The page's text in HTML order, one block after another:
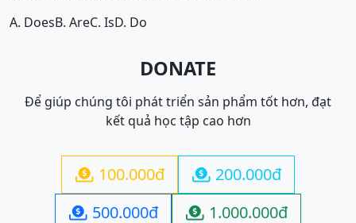
A. DoesB. AreC. IsD. Do
DONATE
Để giúp chúng tôi phát triển sản phẩm tốt hơn, đạt
kết quả học tập cao hơn
 100.000đ  200.000đ
 500.000đ  1.000.000đ